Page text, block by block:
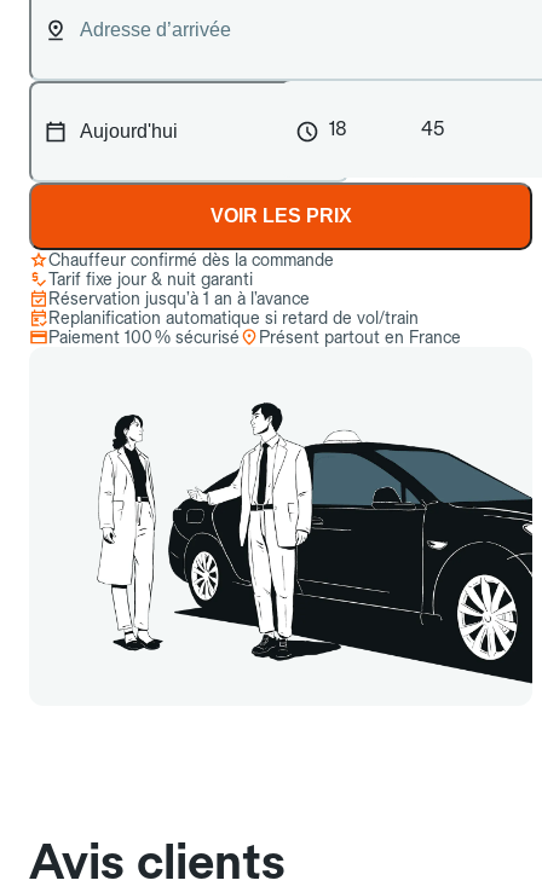
18 45
VOIR LES PRIX
Chauffeur confirmé dès la commande
Tarif fixe jour & nuit garanti
Réservation jusqu’à 1 an à l’avance
Replanification automatique si retard de vol/train
Paiement 100 % sécurisé
Présent partout en France
Avis clients